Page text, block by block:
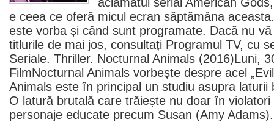
e ceea ce oferă micul ecran săptămâna
este vorba și când sunt programate. Dacă nu
titlurile de mai jos, consultați Programul TV, cu
Seriale. Thriller. Nocturnal Animals (2016)Luni,
FilmNocturnal Animals vorbește despre acel
Animals este în principal un studiu asupra laturii
O latură brutală care trăiește nu doar în
personaje educate precum Susan (Amy